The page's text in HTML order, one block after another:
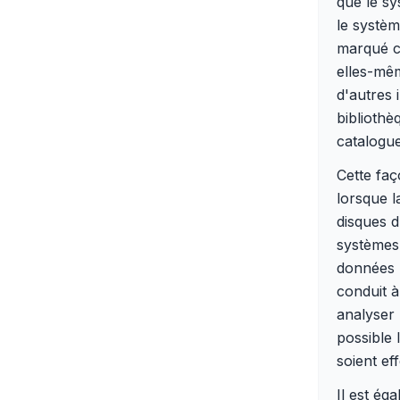
le
marqué
elles-
d'autres
Cette
lorsque
disques
données
conduit
analyser
possible
soient
Il est